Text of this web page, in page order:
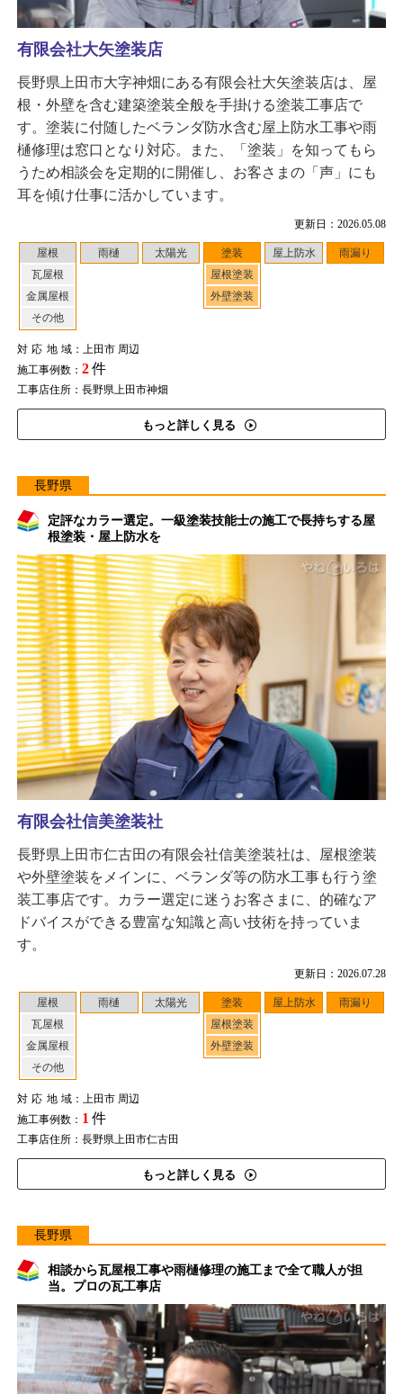
更新日：2026.05.08
屋根
瓦屋根
金属屋根
その他
雨樋 太陽光
塗装
屋根塗装
外壁塗装
屋上防水 雨漏り
対応地域：上田市 周辺
施工事例数： 2件
工事店住所：長野県上田市神畑
もっと詳しく見る
有限会社大矢塗装店
長野県上田市大字神畑にある有限会社大矢塗装店は、屋
根・外壁を含む建築塗装全般を手掛ける塗装工事店で
す。塗装に付随したベランダ防水含む屋上防水工事や雨
樋修理は窓口となり対応。また、「塗装」を知ってもら
うため相談会を定期的に開催し、お客さまの「声」にも
耳を傾け仕事に活かしています。
長野県
定評なカラー選定。一級塗装技能士の施工で長持ちする屋
根塗装・屋上防水を
更新日：2026.07.28
屋根
瓦屋根
金属屋根
その他
雨樋 太陽光
塗装
屋根塗装
外壁塗装
屋上防水 雨漏り
対応地域：上田市 周辺
施工事例数： 1 件
工事店住所：長野県上田市仁古田
もっと詳しく見る
有限会社信美塗装社
長野県上田市仁古田の有限会社信美塗装社は、屋根塗装
や外壁塗装をメインに、ベランダ等の防水工事も行う塗
装工事店です。カラー選定に迷うお客さまに、的確なア
ドバイスができる豊富な知識と高い技術を持っていま
す。
長野県
相談から瓦屋根工事や雨樋修理の施工まで全て職人が担
当。プロの瓦工事店